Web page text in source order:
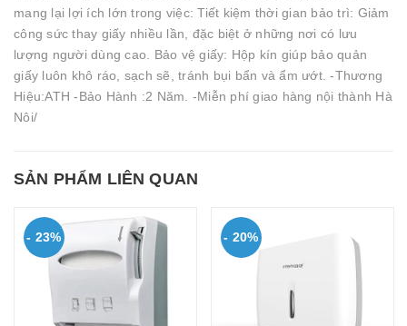
mang lại lợi ích lớn trong việc: Tiết kiệm thời gian bảo trì: Giảm
công sức thay giấy nhiều lần, đặc biệt ở những nơi có lưu
lượng người dùng cao. Bảo vệ giấy: Hộp kín giúp bảo quản
giấy luôn khô ráo, sạch sẽ, tránh bụi bẩn và ẩm ướt. -Thương
Hiệu:ATH -Bảo Hành :2 Năm. -Miễn phí giao hàng nội thành Hà
Nôi/
SẢN PHẨM LIÊN QUAN
- 23% - 20%